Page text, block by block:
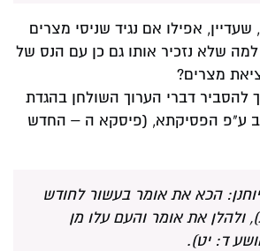
אפילו אם נגיד שניסי מצרים
למה שלא נזכיר אותו גם כן עם הנס של
מצרים?
להסביר דברי הערוך השולחן בהגדת
ע"פ הפסיקתא, (פיסקא ה – החדש
הכא את אומר בעשור לחודש
ולהלן את אומר והעם עלו מן
ד: יט).